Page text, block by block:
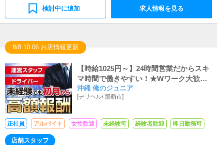
検討中に追加 求人情報を見る
8/8 10:06 お店情報更新
【時給1025円～】24時間営業だからスキ
マ時間で働きやすい！★Wワーク大歓迎!!
★送迎ドライバー大募集中!!
沖縄 俺のジュニア
[デリヘル/那覇市]
正社員 アルバイト 女性歓迎 未経験可 経験者歓迎 即日勤務可
店舗スタッフ